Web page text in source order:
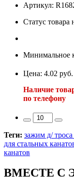
Артикул:
Статус товара
Минимальное
Цена: 4.02 руб.
Наличие
по телефону
Теги: зажим д/ троса
для стальных
канатов
ВМЕСТЕ С